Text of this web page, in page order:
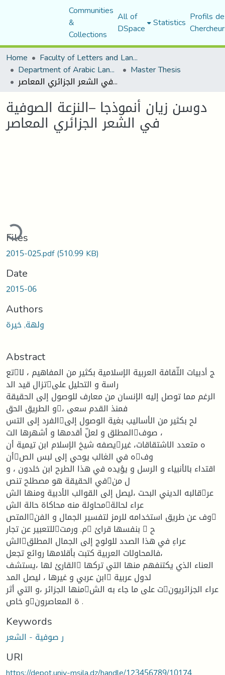
Communities
&
Collections
All of
DSpace Statistics Profils
Home
Faculty of Letters and Languages
Department of Arabic Language and Literature Master Thesis
دوسن زيان أنموذجا –النزعة الصوفية في الشعر الجزائري المعاصر
دوسن زيان أنموذجا –النزعة الصوفية
في الشعر الجزائري المعاصر
Files
2015-025.pdf(510.99 KB)
Date
2015-06
Authors
ولهة, خيرة
Abstract
تعج أدبيات الثّقافة العربية الإسلامية بكثير من المفاهيم ، لا
تزال قيد الدراسة و التحليل على
الرغم مما توصل إليه الإنسان من معارف للوصول إلى الحقيقة
و الطريق الحق، فمنذ القدم سعى
الفرد إلى التسلح بكثير من الأساليب بغية الوصول إلى
المطلق و لعلّ أقدمها و أشهرها التصوف ،
يصفه شيخ الإسلام ابن تيمية أنه متعدد الاشتقاقات، غير
أنه في الغالب يوحي إلى لبس الصوف
اقتداء بالأنبياء و الرسل و يؤيده في هذا الطرح ابن خلدون ، و
في الحقيقة هو مصطلح تنصل من
قالبه الديني البحت ،ليصل إلى القوالب الأدبية ومنها الشعر
محاولة منه محاكاة حالة الشعراء لحالة
المتصوف عن طريق استخدامه للرمز لتفسير الجمال و الفن
للتعبير عن تجارم. ورمت بنفسها قرائ  ح
الشعراءِ في هذا الصدد للولوج إلى الجمال المطلق
،فالمحاولات العربية كتبت بأقلامها روائع تجعل
القارئ لها ،يستشف العناء الذي يكتنفهم منها التي تركها
ابن عربي و غيرها ، ليصل المد لدول عربية
منها الجزائر ،و التي أثرت على ما جاء به الشعراء الجزائريون
و خاصة المعاصرون .
Keywords
ر صوفية - الشعر
URI